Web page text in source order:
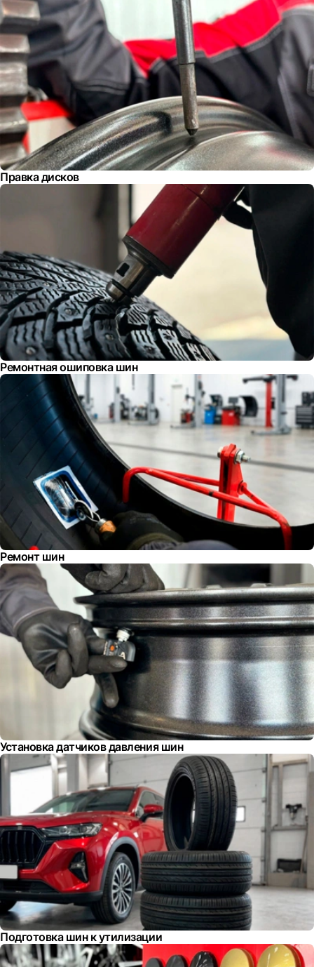
Правка дисков
Ремонтная ошиповка шин
Ремонт шин
Установка датчиков давления шин
Подготовка шин к утилизации